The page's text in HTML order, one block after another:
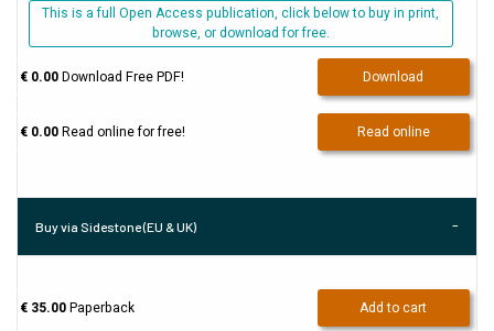
This is a full Open Access publication, click below to buy in print,
browse, or download for free.
€ 0.00Download Free PDF! Download
€ 0.00Read online for free! Read online
Buy via Sidestone (EU & UK)
€ 35.00Paperback Add to cart